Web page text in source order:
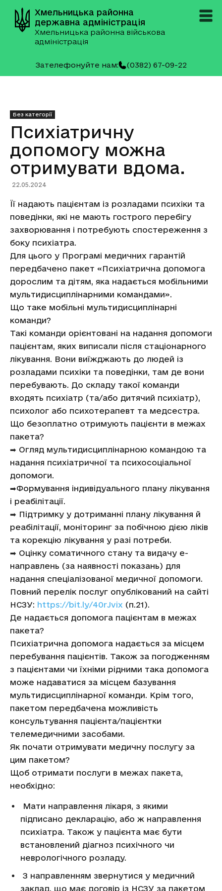
Хмельницька районна
державна адміністрація
Хмельницька районна військова
адміністрація
Зателефонуйте нам: (0382) 67-09-22
Без категорії
Психіатричну
допомогу можна
отримувати вдома.
22.05.2024
Її надають пацієнтам із розладами психіки та
поведінки, які не мають гострого перебігу
захворювання і потребують спостереження з
боку психіатра.
Для цього у Програмі медичних гарантій
передбачено пакет «Психіатрична допомога
дорослим та дітям, яка надається мобільними
мультидисциплінарними командами».
Що таке мобільні мультидисциплінарні
команди?
Такі команди орієнтовані на надання допомоги
пацієнтам, яких виписали після стаціонарного
лікування. Вони виїжджають до людей із
розладами психіки та поведінки, там де вони
перебувають. До складу такої команди
входять психіатр (та/або дитячий психіатр),
психолог або психотерапевт та медсестра.
Що безоплатно отримують пацієнти в межах
пакета?
➡︎ Огляд мультидисциплінарною командою та
надання психіатричної та психосоціальної
допомоги.
➡︎Формування індивідуального плану лікування
і реабілітації.
➡︎ Підтримку у дотриманні плану лікування й
реабілітації, моніторинг за побічною дією ліків
та корекцію лікування у разі потреби.
➡︎ Оцінку соматичного стану та видачу е-
направлень (за наявності показань) для
надання спеціалізованої медичної допомоги.
Повний перелік послуг опублікований на сайті
НСЗУ: https://bit.ly/40rJvix (п.21).
Де надається допомога пацієнтам в межах
пакета?
Психіатрична допомога надається за місцем
перебування пацієнтів. Також за погодженням
з пацієнтами чи їхніми рідними така допомога
може надаватися за місцем базування
мультидисциплінарної команди. Крім того,
пакетом передбачена можливість
консультування пацієнта/пацієнтки
телемедичними засобами.
Як почати отримувати медичну послугу за
цим пакетом?
Щоб отримати послуги в межах пакета,
необхідно:
Мати направлення лікаря, з якими
підписано декларацію, або ж направлення
психіатра. Також у пацієнта має бути
встановлений діагноз психічного чи
неврологічного розладу.
З направленням звернутися у медичний
заклад, що має договір із НСЗУ за пакетом